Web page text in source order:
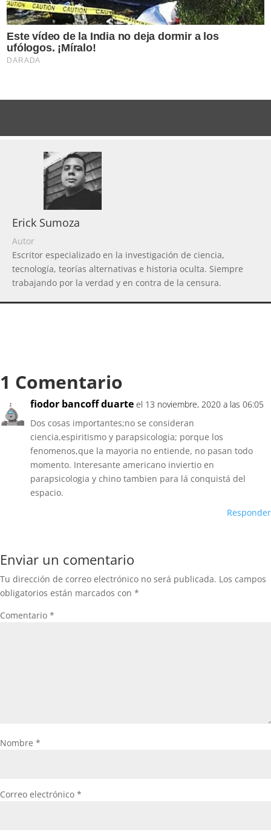
Erick Sumoza
Autor
Escritor especializado en la investigación de ciencia,
tecnología, teorías alternativas e historia oculta. Siempre
trabajando por la verdad y en contra de la censura.
1 Comentario
fiodor bancoff duarte el 13 noviembre, 2020 a las 06:05
Dos cosas importantes;no se consideran
ciencia,espiritismo y parapsicologia; porque los
fenomenos,que la mayoria no entiende, no pasan todo
momento. Interesante americano inviertio en
parapsicologia y chino tambien para lá conquistá del
espacio.
Responder
Enviar un comentario
Tu dirección de correo electrónico no será publicada. Los campos
obligatorios están marcados con *
Comentario *
Nombre *
Correo electrónico *